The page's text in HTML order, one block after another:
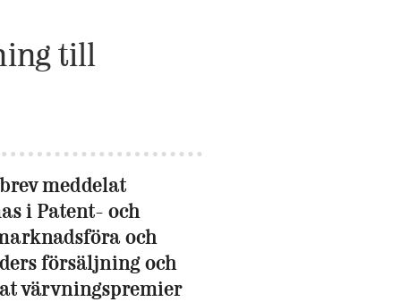
till
meddelat
i Patent- och
och
försäljning och
värvningspremier